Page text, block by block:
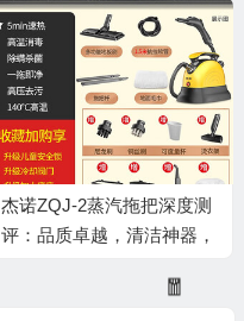
杰诺ZQJ-2蒸汽拖把深度测
评：品质卓越，清洁神器，